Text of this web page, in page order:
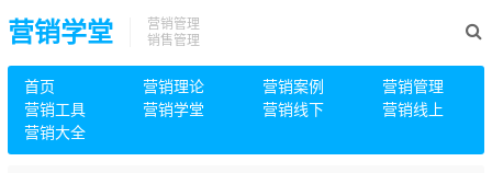
营销学堂
营销管理
销售管理
首页 营销理论 营销案例
营销管理
营销工具
营销学堂 营销线下
营销线上
营销大全